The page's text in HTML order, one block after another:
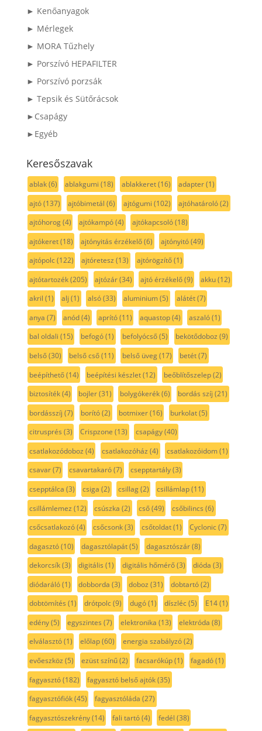
► Kenőanyagok
► Mérlegek
► MORA Tűzhely
► Porszívó HEPAFILTER
► Porszívó porzsák
► Tepsik és Sütőrácsok
►Csapágy
►Egyéb
Keresőszavak
ablak(6) ablakgumi (18) ablakkeret(16) adapter(1)
ajtó(137) ajtóbimetál (6) ajtógumi (102) ajtóhatároló(2)
ajtóhorog(4) ajtókampó(4) ajtókapcsoló(18)
ajtókeret(18) ajtónyitás érzékelő(6) ajtónyitó(49)
ajtópolc(122) ajtóretesz (13) ajtórögzítő(1)
ajtótartozék(205) ajtózár(34) ajtó érzékelő(9) akku(12)
akril (1) alj (1) alsó(33) aluminium(5) alátét(7)
anya (7) anód(4) aprító(11) aquastop(4) aszaló(1)
bal oldali (15) befogó(1) befolyócső(5) bekötődoboz (9)
belső(30) belső cső(11) belső üveg(17) betét(7)
beépíthető(14) beépítési készlet(12) beőblítőszelep(2)
biztosíték(4) bojler(31) bolygókerék(6) bordás szíj (21)
bordásszíj (7) borító(2) botmixer(16) burkolat(5)
citrusprés (3) Crispzone (13) csapágy(40)
csatlakozódoboz (4) csatlakozóház (4) csatlakozóidom(1)
csavar(7) csavartakaró(7) csepptartály(3)
csepptálca (3) csiga (2) csillag(2) csillámlap(11)
csillámlemez (12) csúszka (2) cső(49) csőbilincs (6)
csőcsatlakozó(4) csőcsonk(3) csőtoldat(1) Cyclonic(7)
dagasztó(10) dagasztólapát(5) dagasztószár(8)
dekorcsík(3) digitális (1) digitális hőmérő(3) dióda (3)
diódaráló(1) dobborda (3) doboz (31) dobtartó(2)
dobtömítés (1) drótpolc(9) dugó(1) díszléc(5) E14(1)
edény(5) egyszintes (7) elektronika (13) elektróda (8)
elválasztó(1) előlap(60) energia szabályzó(2)
evőeszköz (5) ezüst színű(2) facsarókúp(1) fagadó(1)
fagyasztó(182) fagyasztó belső ajtók(35)
fagyasztófiók(45) fagyasztóláda (27)
fagyasztószekrény(14) fali tartó(4) fedél (38)